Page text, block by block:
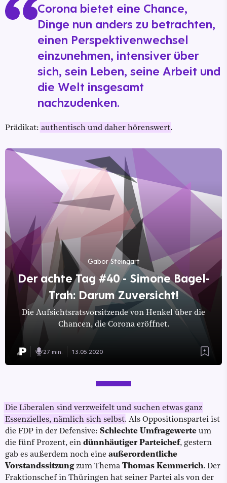
Corona bietet eine Chance,
Dinge nun anders zu betrachten,
einen Perspektivenwechsel
einzunehmen, intensiver über
sich, sein Leben, seine Arbeit und
die Welt insgesamt
nachzudenken.
Prädikat: authentisch und daher hörenswert.
Gabor Steingart
Der achte Tag #40 - Simone Bagel-
Trah: Darum Zuversicht!
Die Aufsichtsratsvorsitzende von Henkel über die
Chancen, die Corona eröffnet.
27 min. 13.05.2020
Die Liberalen sind verzweifelt und suchen etwas ganz
Essenzielles, nämlich sich selbst. Als Oppositionspartei ist
die FDP in der Defensive: Schlechte Umfragewerte um
die fünf Prozent, ein dünnhäutiger Parteichef, gestern
gab es außerdem noch eine außerordentliche
Vorstandssitzungzum Thema Thomas Kemmerich. Der
Fraktionschef in Thüringen hat seiner Partei als von der